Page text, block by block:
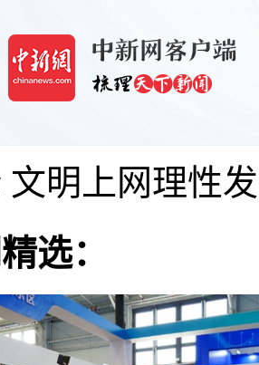
文明上网理性
选：